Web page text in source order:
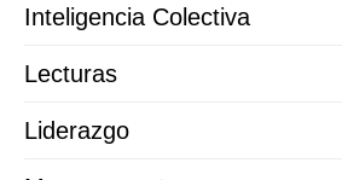
Inteligencia Colectiva
Lecturas
Liderazgo